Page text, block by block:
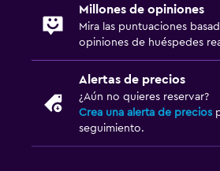
Millones de opiniones
Mira las puntuaciones
opiniones de huéspedes
Alertas de precios
¿Aún no quieres reservar?
Crea una alerta de precios
seguimiento.